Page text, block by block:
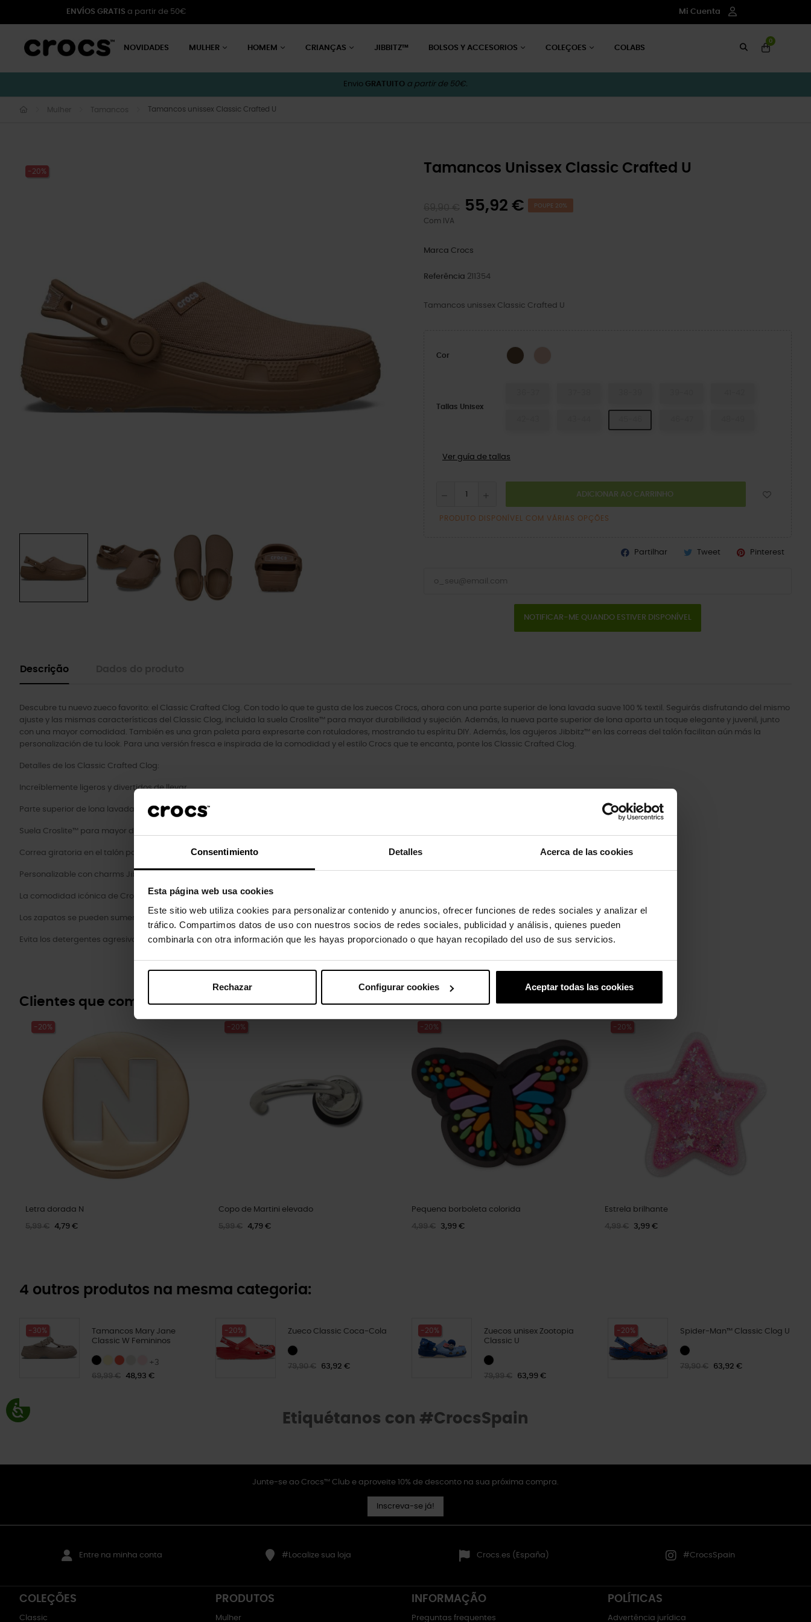
Consentimiento Detalles Acerca de las cookies
Esta página web usa cookies
Este sitio web utiliza cookies para personalizar contenido y anuncios, ofrecer funciones de redes sociales y analizar el
tráfico. Compartimos datos de uso con nuestros socios de redes sociales, publicidad y análisis, quienes pueden
combinarla con otra información que les hayas proporcionado o que hayan recopilado del uso de sus servicios.
Rechazar Configurar cookies Aceptar todas las cookies
ENVÍOS GRATIS a partir de 50€ Mi Cuenta
NOVIDADES MULHER HOMEM CRIANÇAS JIBBITZ™ BOLSOS Y ACCESORIOS COLEÇOES COLABS
0
Envio GRATUITO a partir de 50€.
Mulher Tamancos Tamancos unissex Classic Crafted U
-20% Tamancos Unissex Classic Crafted U
55,92 € POUPE 20%
Com IVA
Marca Crocs
Referência 211354
Tamancos unissex Classic Crafted U
Cor Espresso
Tallas Unisex
Ver guía de tallas
ADICIONAR AO CARRINHO
PRODUTO DISPONÍVEL COM VÁRIAS OPÇÕES
Partilhar Tweet Pinterest
NOTIFICAR-ME QUANDO ESTIVER DISPONÍVEL
Descrição
Descubre tu nuevo zueco favorito: el Classic Crafted Clog. Con todo lo que te gusta de los zuecos Crocs, ahora con una parte superior de lona lavada suave 100 % textil. Seguirás disfrutando del mismo
ajuste y las mismas características del Classic Clog, incluida la suela Croslite™ para mayor durabilidad y sujeción. Además, la nueva parte superior de lona aporta un toque elegante y juvenil, junto
con una mayor comodidad. También es una gran paleta para expresarte con rotuladores, mostrando tu espíritu DIY. Además, los agujeros Jibbitz™ en las correas del talón facilitan aún más la
personalización de tu look. Para una versión fresca e inspirada de la comodidad y el estilo Crocs que te encanta, ponte los Classic Crafted Clog.
Detalles de los Classic Crafted Clog:
Increíblemente ligeros y divertidos de llevar.
Parte superior de lona lavada suave 100 % textil.
Suela Croslite™ para mayor durabilidad y sujeción
Correa giratoria en el talón para un ajuste más seguro
Personalizable con charms Jibbitz™ en la correa del talón
La comodidad icónica de Crocs™: ligeros, flexibles y cómodos en 360 grados.
Los zapatos se pueden sumergir brevemente, cepillar suavemente y secar al aire para limpiarlos.
Evita los detergentes agresivos. Seca en un lugar ventilado y fresco.
Clientes que compraram este produto também compraram:
-20%
Letra dorada N
5,99 € 4,79 €
-20%
Copo de Martini elevado
5,99 € 4,79 €
-20%
Pequena borboleta colorida
4,99 € 3,99 €
-20%
Estrela brilhante
4,99 € 3,99 €
4 outros produtos na mesma categoria:
-30%
Tamancos Mary Jane
Classic W Femininos
+3
69,99 €
48,93 €
-20% Zueco Classic Coca-Cola
79,90 € 63,92 €
-20%
Zuecos unisex Zootopia
Classic U
79,99 € 63,99 €
-20% Spider-Man™ Classic Clog U
79,90 € 63,92 €
Etiquétanos con #CrocsSpain
Junte-se ao Crocs™ Club e aproveite 10% de desconto na sua próxima compra.
Inscreva-se já!
Entre na minha conta #Localize sua loja Crocs.es (España) #CrocsSpain
COLEÇÕES
Classic
PRODUTOS
Mulher
INFORMAÇÃO
Preguntas frequentes
POLÍTICAS
Advertência jurídica